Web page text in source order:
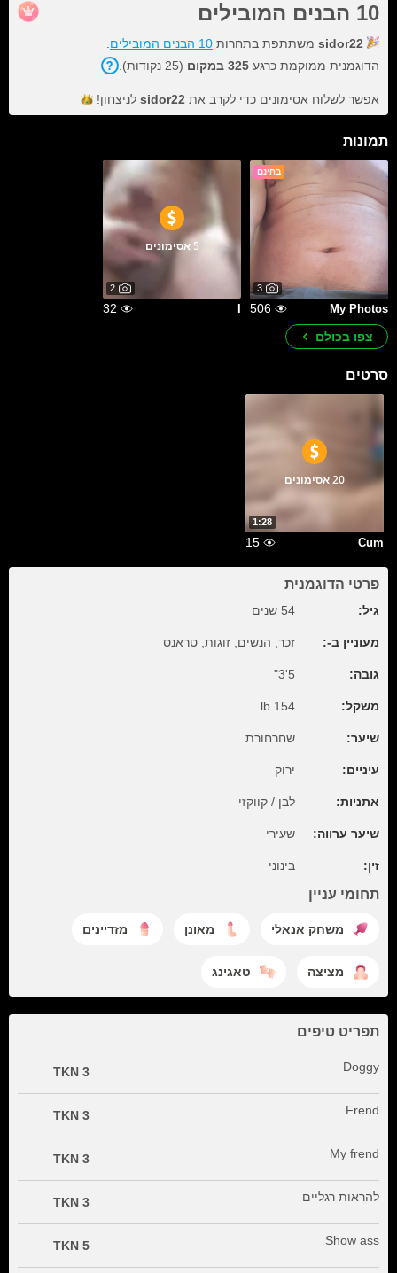
10 הבנים המובילים
sidor22 משתתפת בתחרות 10 הבנים המובילים
הדוגמנית ממוקמת כרגע 325 במקום (25 נקודות).
אפשר לשלוח אסימונים כדי לקרב את sidor22 לניצחון!
תמונות
בחינם
3
My Photos
506
5 אסימונים
2
32
צפו בכולם
סרטים
1:28
20 אסימונים
Cum
15
פרטי הדוגמנית
גיל: 54 שנים
מעוניין ב-: זכר, הנשים, זוגות, טראנס
גובה: 5'3"
משקל: 154 lb
שיער: שחרחורת
עיניים: ירוק
אתניות: לבן / קווקזי
שיער ערווה: שעירי
זין: בינוני
תחומי עניין
משחק אנאלי מאונן מזדיינים
מציצה טאגינג
תפריט טיפים
Doggy
3 TKN
Frend
3 TKN
My frend
3 TKN
להראות רגליים 3 TKN
Show ass
5 TKN